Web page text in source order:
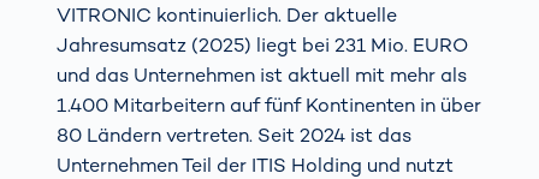
VITRONIC kontinuierlich. Der aktuelle
Jahresumsatz (2025) liegt bei 231 Mio. EURO
und das Unternehmen ist aktuell mit mehr als
1.400 Mitarbeitern auf fünf Kontinenten in über
80 Ländern vertreten. Seit 2024 ist das
Unternehmen Teil der ITIS Holding und nutzt